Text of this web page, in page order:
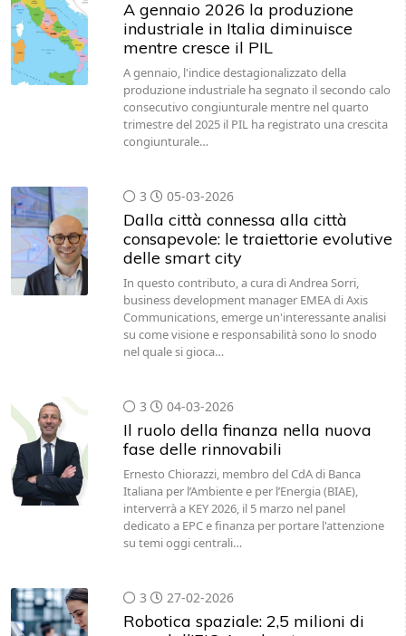
A gennaio 2026 la produzione
industriale in Italia diminuisce
mentre cresce il PIL
A gennaio, l'indice destagionalizzato della
produzione industriale ha segnato il secondo calo
consecutivo congiunturale mentre nel quarto
trimestre del 2025 il PIL ha registrato una crescita
congiunturale…
3 05-03-2026
Dalla città connessa alla città
consapevole: le traiettorie evolutive
delle smart city
In questo contributo, a cura di Andrea Sorri,
business development manager EMEA di Axis
Communications, emerge un'interessante analisi
su come visione e responsabilità sono lo snodo
nel quale si gioca…
3 04-03-2026
Il ruolo della finanza nella nuova
fase delle rinnovabili
Ernesto Chiorazzi, membro del CdA di Banca
Italiana per l’Ambiente e per l’Energia (BIAE),
interverrà a KEY 2026, il 5 marzo nel panel
dedicato a EPC e finanza per portare l'attenzione
su temi oggi centrali…
3 27-02-2026
Robotica spaziale: 2,5 milioni di